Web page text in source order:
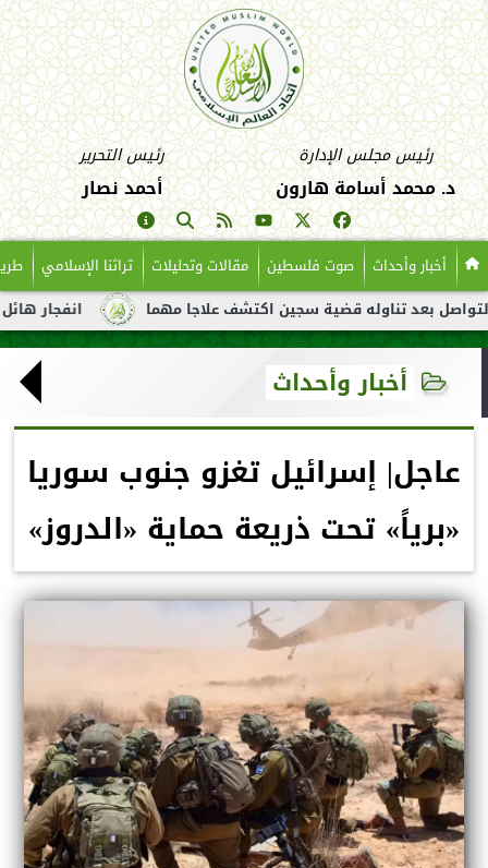
رئيس مجلس الإدارة
د. محمد أسامة هارون
رئيس التحرير
أحمد نصار
أخبار وأحداث صوت فلسطين مقالات وتحليلات تراثنا الإسلامي
انفجار هائل لناقلة تناوله قضية سجين اكتشف علاجا مهما
أخبار وأحداث
عاجل| إسرائيل تغزو جنوب سوريا
«برياً» تحت ذريعة حماية «الدروز»